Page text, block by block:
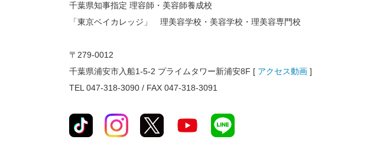
千葉県知事指定 理容師・美容師養成校
「東京ベイカレッジ」 理美容学校・美容学校・理美容専門校
〒279-0012
千葉県浦安市入船1-5-2 プライムタワー新浦安8F [ アクセス動画 ]
TEL 047-318-3090 / FAX 047-318-3091